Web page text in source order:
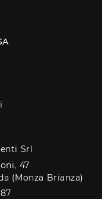
Srl
47
(Monza Brianza)